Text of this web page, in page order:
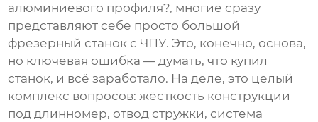
алюминиевого профиля?, многие сразу
представляют себе просто большой
фрезерный станок с ЧПУ. Это, конечно, основа,
но ключевая ошибка — думать, что купил
станок, и всё заработало. На деле, это целый
комплекс вопросов: жёсткость конструкции
под длинномер, отвод стружки, система